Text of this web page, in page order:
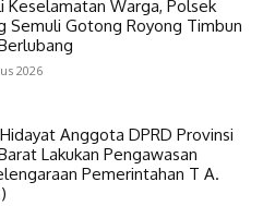
Keselamatan Warga, Polsek
Semuli Gotong Royong Timbun
2026
Anggota DPRD Provinsi
Lakukan Pengawasan
Pemerintahan T A.